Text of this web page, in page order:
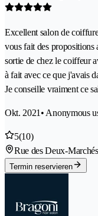
Excellent salon de
vous fait des propositions
sortie de chez le coiffeur
à fait avec ce que j'avais
Je conseille vraiment ce
Okt. 2021 • Anonymous
5(10)
Rue des Deux-
Termin reservieren